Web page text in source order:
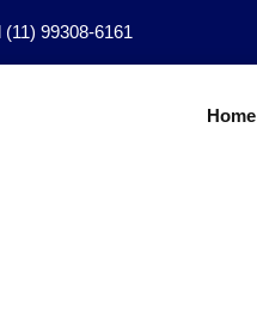
99308-6161
Home